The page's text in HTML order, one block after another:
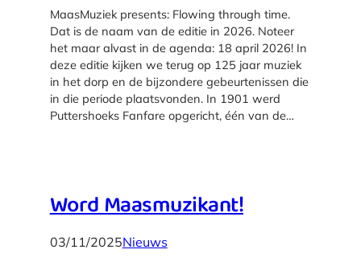
MaasMuziek presents: Flowing through time.
Dat is de naam van de editie in 2026. Noteer
het maar alvast in de agenda: 18 april 2026! In
deze editie kijken we terug op 125 jaar muziek
in het dorp en de bijzondere gebeurtenissen die
in die periode plaatsvonden. In 1901 werd
Puttershoeks Fanfare opgericht, één van de…
Word Maasmuzikant!
03/11/2025Nieuws